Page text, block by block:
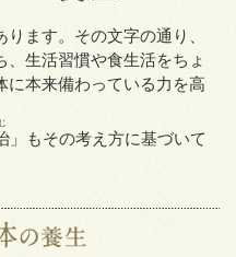
ます。その文字の通り、
生活習慣や食生活をちょ
に本来備わっている力を高
じ
」もその考え方に基づいて